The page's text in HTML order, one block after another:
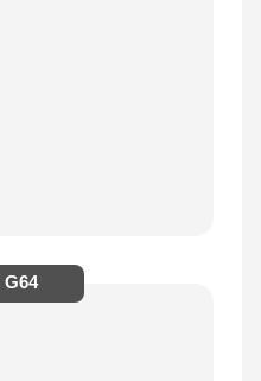
G64